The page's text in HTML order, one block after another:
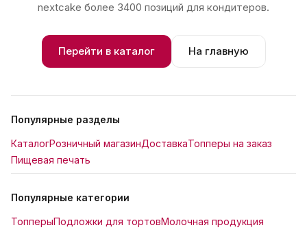
nextcake более 3400 позиций для кондитеров.
Перейти в каталог На главную
Популярные разделы
КаталогРозничный магазинДоставкаТопперы на заказ
Пищевая печать
Популярные категории
ТопперыПодложки для тортовМолочная продукция